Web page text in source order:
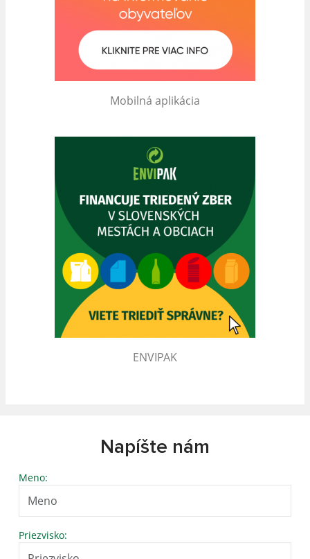
Mobilná aplikácia
ENVIPAK
Napíšte nám
Meno:
Priezvisko: